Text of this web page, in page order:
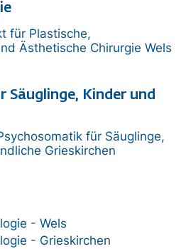
für Plastische,
Ästhetische Chirurgie Wels
Säuglinge, Kinder und
für Säuglinge,
Grieskirchen
- Wels
- Grieskirchen